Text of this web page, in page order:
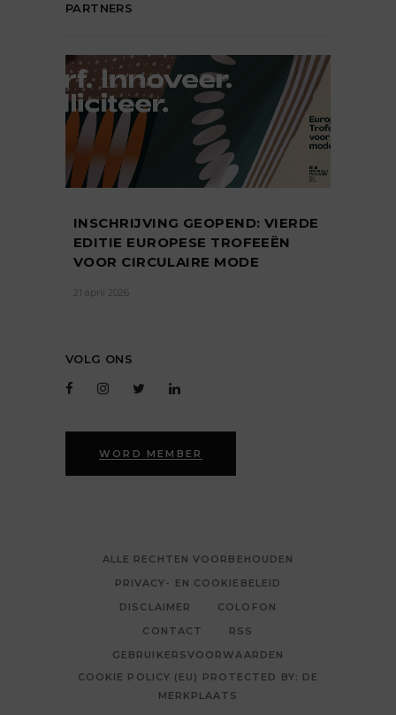
PARTNERS
INSCHRIJVING GEOPEND: VIERDE
EDITIE EUROPESE TROFEEËN
VOOR CIRCULAIRE MODE
21 april 2026
VOLG ONS
WORD MEMBER
ALLE RECHTEN VOORBEHOUDEN
PRIVACY- EN COOKIEBELEID
DISCLAIMER
COLOFON
CONTACT
RSS
GEBRUIKERSVOORWAARDEN
COOKIE POLICY (EU) PROTECTED BY: DE
MERKPLAATS